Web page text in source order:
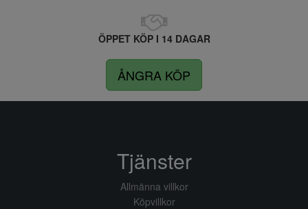
ÖPPET KÖP I 14 DAGAR
ÅNGRA KÖP
Tjänster
Allmänna villkor
Köpvillkor